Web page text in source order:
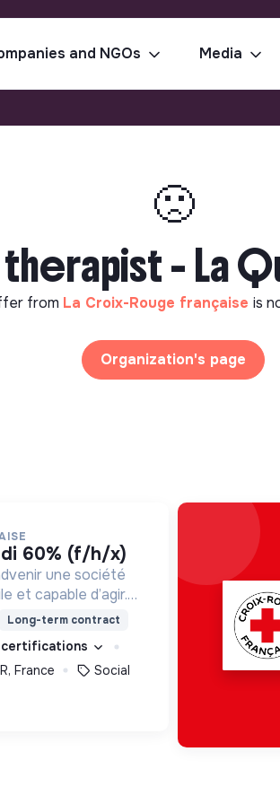
and NGOs Media
🙁
- La
from La Croix-Rouge française is
Organization's page
60% (f/h/x)
une société
et capable d’agir.
des moyens et
Long-term contract
certifications
France
Social